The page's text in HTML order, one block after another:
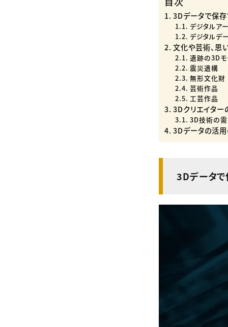
3Dデータで保存
デジタルア
デジタルデ
文化や芸術、思
遺跡の3D
震災遺構
無形文化財
芸術作品
工芸作品
3Dクリエイタ
3D技術の
3Dデータの活
3Dデータ